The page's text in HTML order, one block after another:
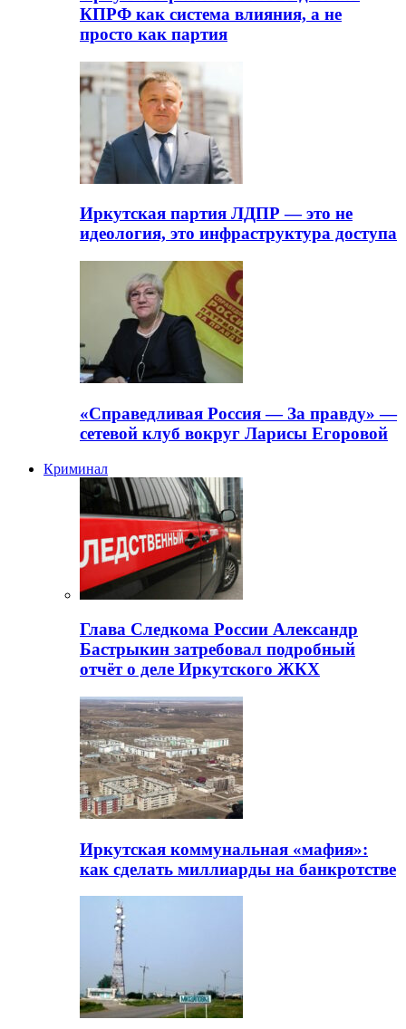
КПРФ как система влияния, а не
просто как партия
Иркутская партия ЛДПР — это не
идеология, это инфраструктура доступа
«Справедливая Россия — За правду» —
сетевой клуб вокруг Ларисы Егоровой
Криминал
Глава Следкома России Александр
Бастрыкин затребовал подробный
отчёт о деле Иркутского ЖКХ
Иркутская коммунальная «мафия»:
как сделать миллиарды на банкротстве